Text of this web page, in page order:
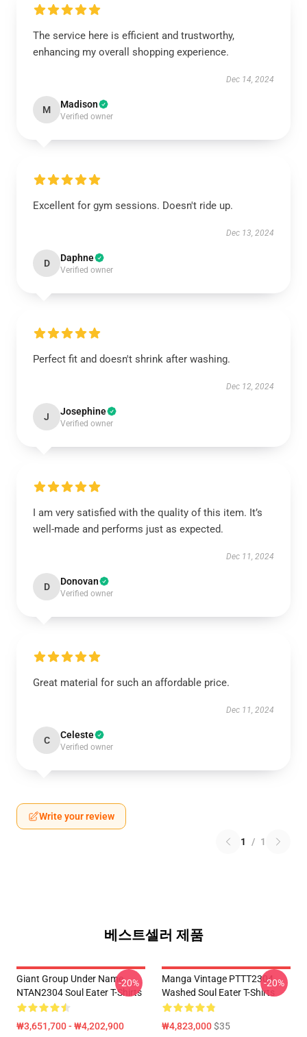
The service here is efficient and trustworthy,
enhancing my overall shopping experience.
Dec 14, 2024
M Madison
Verified owner
Excellent for gym sessions. Doesn't ride up.
Dec 13, 2024
D Daphne
Verified owner
Perfect fit and doesn't shrink after washing.
Dec 12, 2024
J Josephine
Verified owner
I am very satisfied with the quality of this item. It’s
well-made and performs just as expected.
Dec 11, 2024
D Donovan
Verified owner
Great material for such an affordable price.
Dec 11, 2024
C Celeste
Verified owner
Write your review
1 / 1
베스트셀러 제품
Giant Group Under Name
NTAN2304 Soul Eater T-Shirts
₩3,651,700 - ₩4,202,900
-20%
Manga Vintage PTTT2304
Washed Soul Eater T-Shirts
₩4,823,000$35
-20%